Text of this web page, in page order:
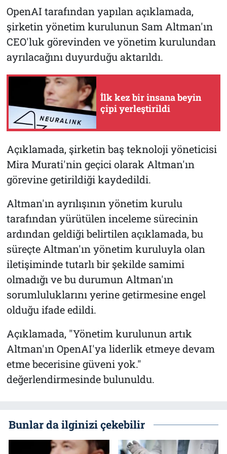
OpenAI tarafından yapılan açıklamada,
şirketin yönetim kurulunun Sam Altman'ın
CEO'luk görevinden ve yönetim kurulundan
ayrılacağını duyurduğu aktarıldı.
İlk kez bir insana beyin
çipi yerleştirildi
Açıklamada, şirketin baş teknoloji yöneticisi
Mira Murati'nin geçici olarak Altman'ın
görevine getirildiği kaydedildi.
Altman'ın ayrılışının yönetim kurulu
tarafından yürütülen inceleme sürecinin
ardından geldiği belirtilen açıklamada, bu
süreçte Altman'ın yönetim kuruluyla olan
iletişiminde tutarlı bir şekilde samimi
olmadığı ve bu durumun Altman'ın
sorumluluklarını yerine getirmesine engel
olduğu ifade edildi.
Açıklamada, "Yönetim kurulunun artık
Altman'ın OpenAI'ya liderlik etmeye devam
etme becerisine güveni yok."
değerlendirmesinde bulunuldu.
Bunlar da ilginizi çekebilir